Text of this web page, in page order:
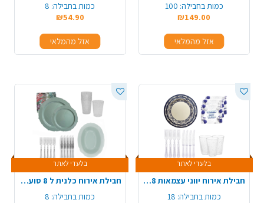
כמות בחבילה: 100
₪149.00
אזל מהמלאי
כמות בחבילה: 8
₪54.90
אזל מהמלאי
בלעדי לאתר
חבילת אירוח יווני עצמאות 18 סועדים - כחול ניצוצות כסף
כמות בחבילה: 18
בלעדי לאתר
חבילת אירוח כלנית ל 8 סועדים - מנטה ניצוצות כסף
כמות בחבילה: 8